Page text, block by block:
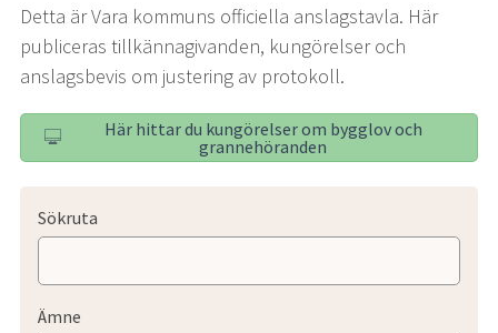
Detta är Vara kommuns officiella anslagstavla. Här
publiceras tillkännagivanden, kungörelser och
anslagsbevis om justering av protokoll.
Här hittar du kungörelser om bygglov och
grannehöranden
Sökruta
Ämne